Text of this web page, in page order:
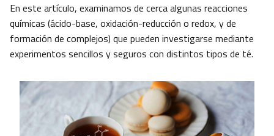
En este artículo, examinamos de cerca algunas reacciones
químicas (ácido-base, oxidación-reducción o redox, y de
formación de complejos) que pueden investigarse mediante
experimentos sencillos y seguros con distintos tipos de té.